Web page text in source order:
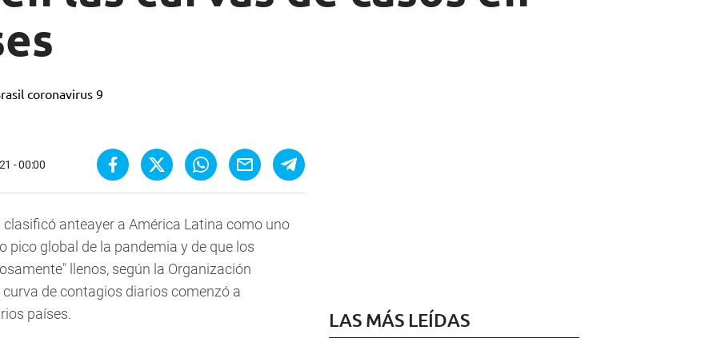
- 00:00
anteayer a América Latina como uno
pico global de la pandemia y de que los
llenos, según la Organización
de contagios diarios comenzó a
países.
LAS MÁS LEÍDAS